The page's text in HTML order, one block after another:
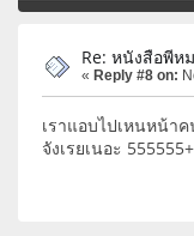
Re: หนังสือพีห
« Reply #8 on:
เราแอบไปเหนหน้า
จังเรยเนอะ